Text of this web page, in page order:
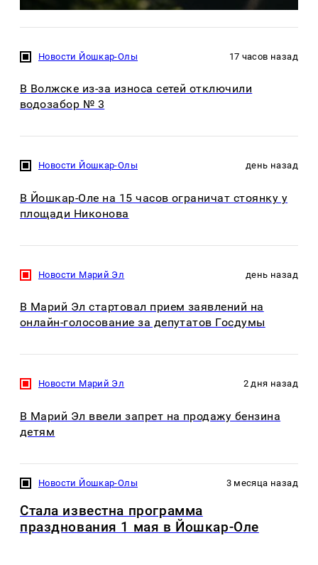
Новости Йошкар-Олы 17 часов назад
В Волжске из-за износа сетей отключили
водозабор № 3
Новости Йошкар-Олы день назад
В Йошкар-Оле на 15 часов ограничат стоянку у
площади Никонова
Новости Марий Эл день назад
В Марий Эл стартовал прием заявлений на
онлайн-голосование за депутатов Госдумы
Новости Марий Эл 2 дня назад
В Марий Эл ввели запрет на продажу бензина
детям
Новости Йошкар-Олы 3 месяца назад
Стала известна программа
празднования 1 мая в Йошкар-Оле